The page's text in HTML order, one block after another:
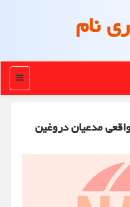
نام
منو
مدعیان دروغین